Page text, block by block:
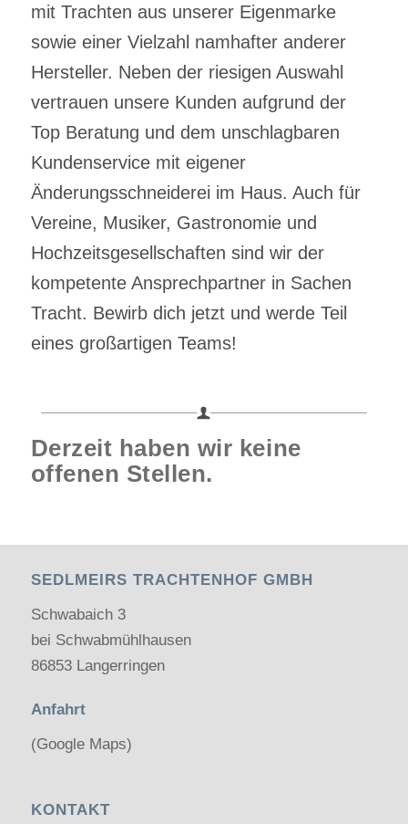
mit Trachten aus unserer Eigenmarke
sowie einer Vielzahl namhafter anderer
Hersteller. Neben der riesigen Auswahl
vertrauen unsere Kunden aufgrund der
Top Beratung und dem unschlagbaren
Kundenservice mit eigener
Änderungsschneiderei im Haus. Auch für
Vereine, Musiker, Gastronomie und
Hochzeitsgesellschaften sind wir der
kompetente Ansprechpartner in Sachen
Tracht. Bewirb dich jetzt und werde Teil
eines großartigen Teams!
Derzeit haben wir keine
offenen Stellen.
SEDLMEIRS TRACHTENHOF GMBH
Schwabaich 3
bei Schwabmühlhausen
86853 Langerringen
Anfahrt
(Google Maps)
KONTAKT